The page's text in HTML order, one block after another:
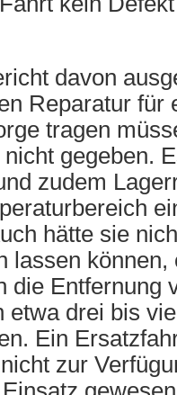
davon
Reparatur für
tragen
gegeben.
zudem
hätte sie
lassen können,
die Entfernung
etwa drei bis
Ein
zur